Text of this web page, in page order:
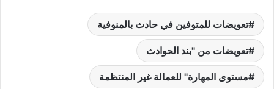
تعويضات للمتوفين في حادث بالمنوفية
تعويضات من "بند الحوادث
مستوى المهارة" للعمالة غير المنتظمة